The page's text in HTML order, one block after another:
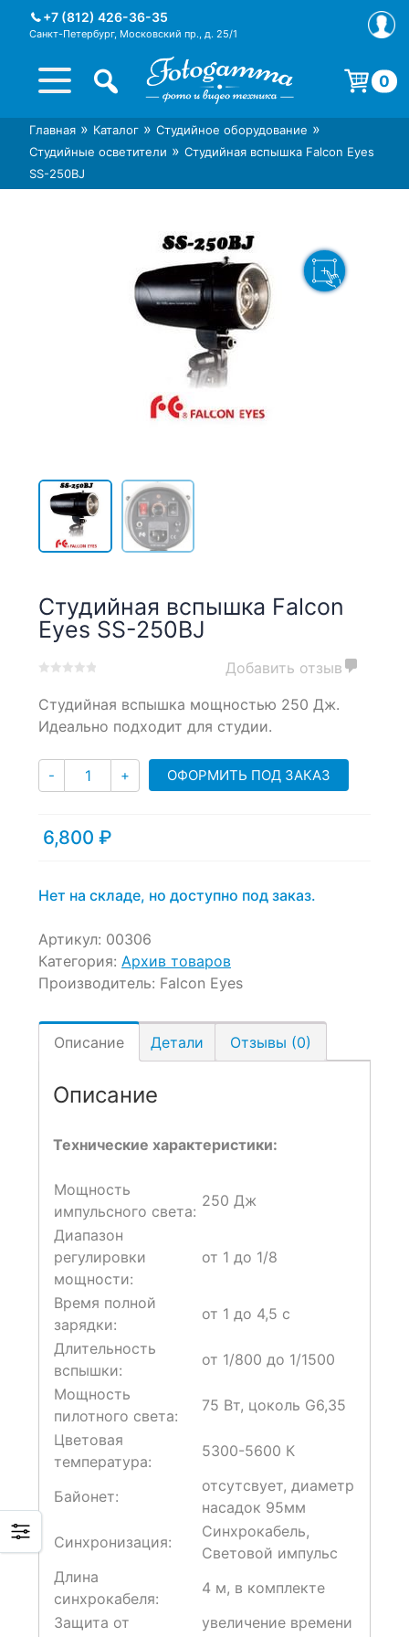
+7 (812) 426-36-35
Санкт-Петербург, Московский пр., д. 25/1
Интернет-магазин фототехники
Foto-Gamma в СПб
Магазин фотоаксессуаров foto-
gamma.ru
0
Корзина пуста.
Главная » Каталог » Студийное оборудование »
Студийные осветители » Студийная вспышка Falcon Eyes
SS-250BJ
Студийная вспышка Falcon
Eyes SS-250BJ
out
based
ratings
Добавить отзыв
Студийная вспышка мощностью 250 Дж.
Идеально подходит для студии.
- Количество
+ ОФОРМИТЬ ПОД ЗАКАЗ
6,800 ₽
Нет на складе, но доступно под заказ.
Артикул: 00306
Категория: Архив товаров
Производитель: Falcon Eyes
Описание Детали Отзывы (0)
Описание
Технические характеристики:
Мощность
импульсного света:
250 Дж
Диапазон
регулировки
мощности:
от 1 до 1/8
Время полной
зарядки:
от 1 до 4,5 с
Длительность
вспышки:
от 1/800 до 1/1500
Мощность
пилотного света:
75 Вт, цоколь G6,35
Цветовая
температура:
5300-5600 К
Байонет:
отсутсвует, диаметр
насадок 95мм
Синхронизация:
Синхрокабель,
Световой импульс
Длина
синхрокабеля:
4 м, в комплекте
Защита от
увеличение времени